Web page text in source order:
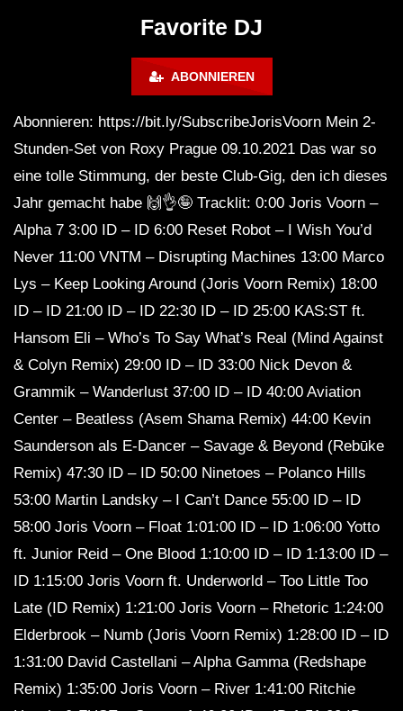
Favorite DJ
ABONNIEREN
Abonnieren: https://bit.ly/SubscribeJorisVoorn Mein 2-
Stunden-Set von Roxy Prague 09.10.2021 Das war so
eine tolle Stimmung, der beste Club-Gig, den ich dieses
Jahr gemacht habe 🙌👌🤪 Tracklit: 0:00 Joris Voorn –
Alpha 7 3:00 ID – ID 6:00 Reset Robot – I Wish You’d
Never 11:00 VNTM – Disrupting Machines 13:00 Marco
Lys – Keep Looking Around (Joris Voorn Remix) 18:00
ID – ID 21:00 ID – ID 22:30 ID – ID 25:00 KAS:ST ft.
Hansom Eli – Who’s To Say What’s Real (Mind Against
& Colyn Remix) 29:00 ID – ID 33:00 Nick Devon &
Grammik – Wanderlust 37:00 ID – ID 40:00 Aviation
Center – Beatless (Asem Shama Remix) 44:00 Kevin
Saunderson als E-Dancer – Savage & Beyond (Rebūke
Remix) 47:30 ID – ID 50:00 Ninetoes – Polanco Hills
53:00 Martin Landsky – I Can’t Dance 55:00 ID – ID
58:00 Joris Voorn – Float 1:01:00 ID – ID 1:06:00 Yotto
ft. Junior Reid – One Blood 1:10:00 ID – ID 1:13:00 ID –
ID 1:15:00 Joris Voorn ft. Underworld – Too Little Too
Late (ID Remix) 1:21:00 Joris Voorn – Rhetoric 1:24:00
Elderbrook – Numb (Joris Voorn Remix) 1:28:00 ID – ID
1:31:00 David Castellani – Alpha Gamma (Redshape
Remix) 1:35:00 Joris Voorn – River 1:41:00 Ritchie